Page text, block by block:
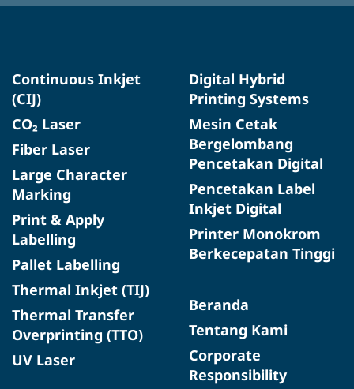
Continuous Inkjet
(CIJ)
CO₂ Laser
Fiber Laser
Large Character
Marking
Print & Apply
Labelling
Pallet Labelling
Thermal Inkjet (TIJ)
Thermal Transfer
Overprinting (TTO)
UV Laser
Digital Hybrid
Printing Systems
Mesin Cetak
Bergelombang
Pencetakan Digital
Pencetakan Label
Inkjet Digital
Printer Monokrom
Berkecepatan Tinggi
Beranda
Tentang Kami
Corporate
Responsibility